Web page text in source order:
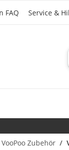
FAQ Service &
VooPoo Zubehör